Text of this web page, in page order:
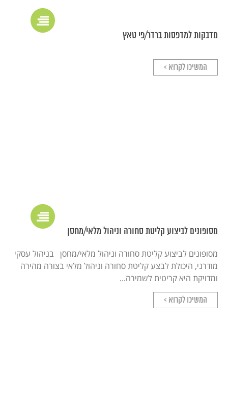
מדבקות למדפסות ברדר/פי טאץ
המשיכו לקרוא >
מסופונים לביצוע קליטת סחורה וניהול מלאי/מחסן
מסופונים לביצוע קליטת סחורה וניהול מלאי/מחסן בניהול עסקי
מודרני, היכולת לבצע קליטת סחורה וניהול מלאי בצורה מהירה
ומדויקת היא קריטית לשמירה...
המשיכו לקרוא >